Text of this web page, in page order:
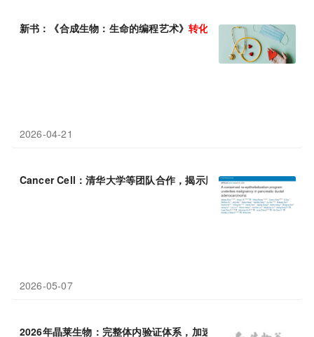
新书：《合成生物：生命的编程艺术》转化 子公众号独家首发！
2026-04-21
Cancer Cell：清华大学等团队合作，揭示胰腺癌恶性转化的基础
2026-05-07
2026年晶莱生物：完整体内验证体系，加速 医学与基金申报